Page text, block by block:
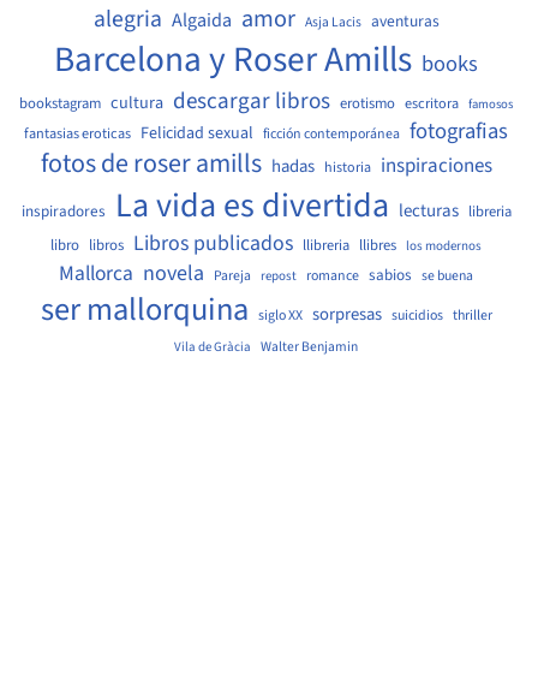
alegria Algaida amor Asja Lacis aventuras
Barcelona y Roser Amills books
bookstagram cultura descargar libros erotismo escritora famosos
fantasias eroticas Felicidad sexual ficción contemporánea fotografias
fotos de roser amills hadas historia inspiraciones
inspiradores La vida es divertida lecturas libreria
libro libros Libros publicados llibreria llibres los modernos
Mallorca novela Pareja repost romance sabios se buena
ser mallorquina siglo XX sorpresas suicidios thriller
Vila de Gràcia Walter Benjamin